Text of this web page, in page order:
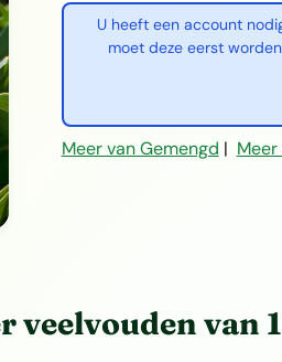
U heeft een account
moet deze eerst
Meer van Gemengd |
veelvouden van